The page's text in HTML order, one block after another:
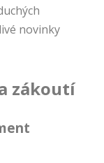
novinky
zákoutí